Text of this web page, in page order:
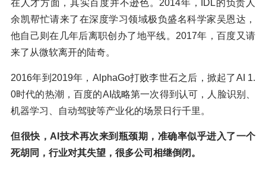
在人才方面，其实百度并不逊色。2014年，IDL的负责人
余凯帮忙请来了在深度学习领域极负盛名科学家吴恩达，
他自己则在几年后离职创办了地平线。2017年，百度又请
来了从微软离开的陆奇。
2016年到2019年，AlphaGo打败李世石之后，掀起了AI 1.
0时代的热潮，百度的AI战略第一次得到认可，人脸识别、
机器学习、自动驾驶等产业化的场景日行千里。
但很快，AI技术再次来到瓶颈期，准确率似乎进入了一个
死胡同，行业对其失望，很多公司相继倒闭。